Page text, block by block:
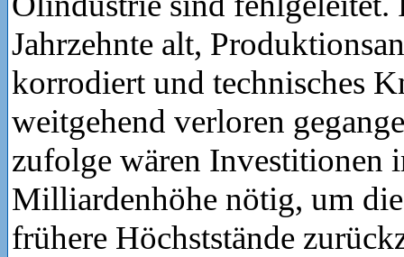
Jahrzehnte alt,
korrodiert und technisches
weitgehend verloren
zufolge wären Investitionen
Milliardenhöhe nötig, um
frühere Höchststände